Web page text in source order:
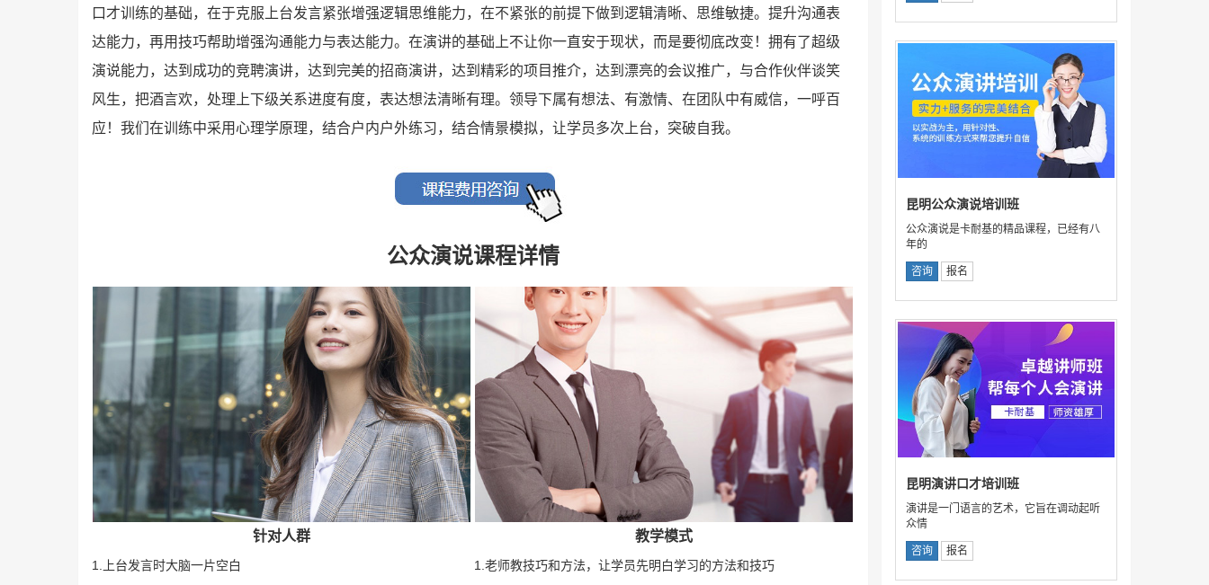
口才训练的基础，在于克服上台发言紧张增强逻辑思维能力，在不紧张的前提下做到逻辑清晰、思维敏捷。提升沟通表
达能力，再用技巧帮助增强沟通能力与表达能力。在演讲的基础上不让你一直安于现状，而是要彻底改变！拥有了超级
演说能力，达到成功的竞聘演讲，达到完美的招商演讲，达到精彩的项目推介，达到漂亮的会议推广，与合作伙伴谈笑
风生，把酒言欢，处理上下级关系进度有度，表达想法清晰有理。领导下属有想法、有激情、在团队中有威信，一呼百
应！我们在训练中采用心理学原理，结合户内户外练习，结合情景模拟，让学员多次上台，突破自我。
公众演说课程详情
针对人群 教学模式
1.上台发言时大脑一片空白
1.老师教技巧和方法，让学员先明白学习的方法和技巧
昆明公众演说培训班
公众演说是卡耐基的精品课程，已经有八
年的
咨询 报名
昆明演讲口才培训班
演讲是一门语言的艺术，它旨在调动起听
众情
咨询 报名